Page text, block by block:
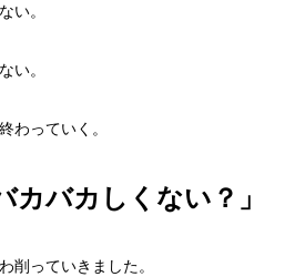
い。
い。
わっていく。
カバカしくない？」
削っていきました。